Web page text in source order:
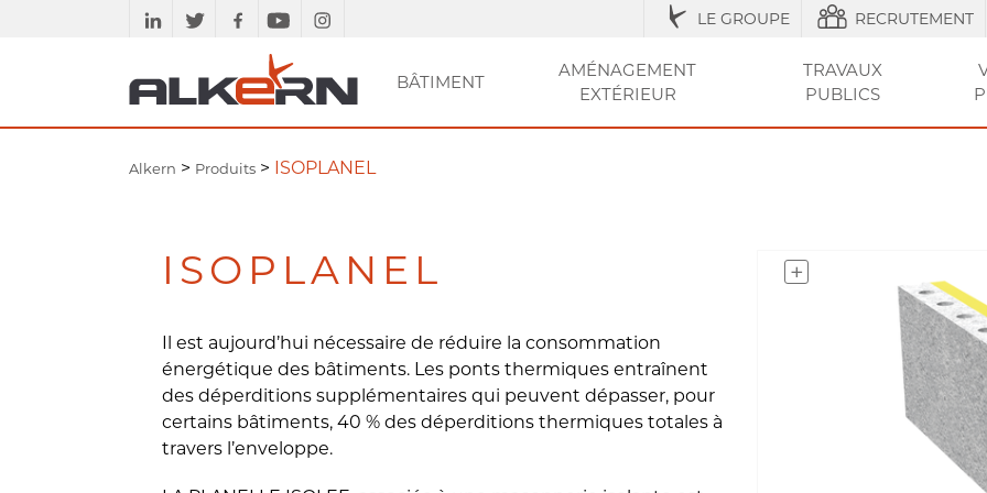
LE GROUPE RECRUTEMENT
BÂTIMENT
AMÉNAGEMENT
EXTÉRIEUR
DRAINANTE MARGELLES
TRAVAUX
PUBLICS
ASSAINISSEMENT VOIRIE
Alkern > Produits > ISOPLANEL
ISOPLANEL
Il est aujourd’hui nécessaire de réduire la consommation
énergétique des bâtiments. Les ponts thermiques entraînent
des déperditions supplémentaires qui peuvent dépasser, pour
certains bâtiments, 40 % des déperditions thermiques totales à
travers l’enveloppe.